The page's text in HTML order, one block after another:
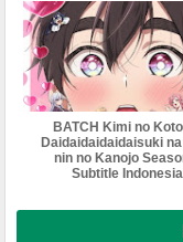
BATCH Kimi no
Daidaidaidaidaisuki
nin no Kanojo
Subtitle Indonesia